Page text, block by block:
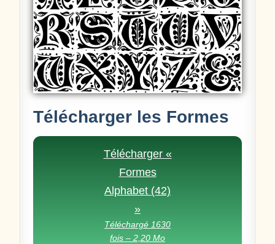
Télécharger les Formes
Télécharger «
Formes
Alphabet (42)
»
Téléchargé 1630
fois – 2,20 Mo